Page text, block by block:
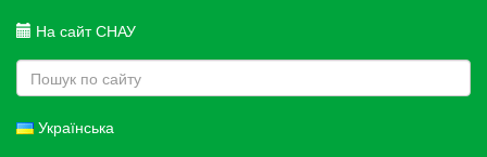
На сайт СНАУ
Українська